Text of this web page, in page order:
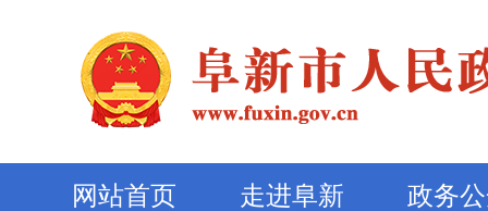
网站首页 走进阜新 政务